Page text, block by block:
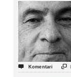
 Komentari 